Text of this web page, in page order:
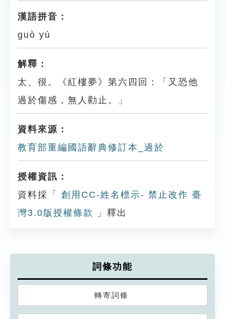
漢語拼音：
guò yú
解釋：
太、很。《紅樓夢》第六四回：「又恐他
過於傷感，無人勸止。」
資料來源：
教育部重編國語辭典修訂本_過於
授權資訊：
資料採「
創用CC-姓名標示- 禁止改作 臺
灣3.0版授權條款
」釋出
詞條功能
轉寄詞條